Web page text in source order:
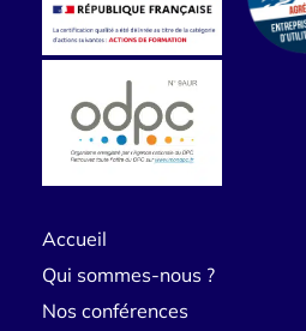
Accueil
Qui sommes-nous ?
Nos conférences